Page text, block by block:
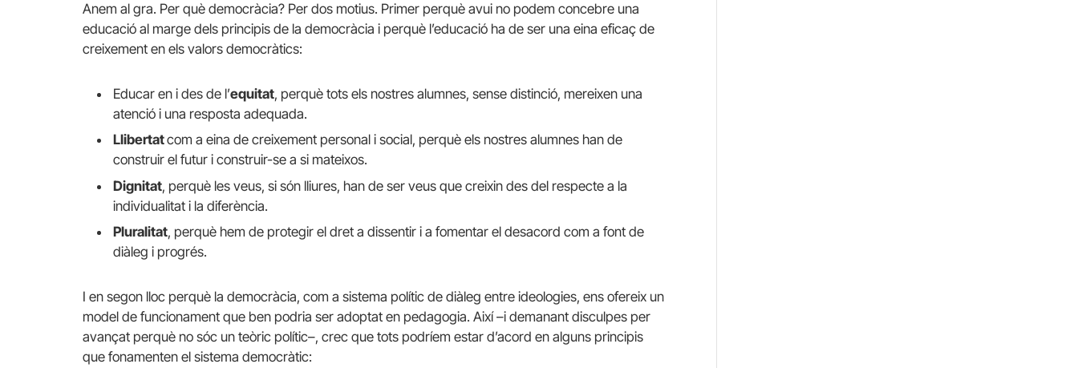
Anem al gra. Per què democràcia? Per dos motius. Primer perquè avui no podem concebre una
educació al marge dels principis de la democràcia i perquè l’educació ha de ser una eina eficaç de
creixement en els valors democràtics:
Educar en i des de l’equitat, perquè tots els nostres alumnes, sense distinció, mereixen una
atenció i una resposta adequada.
Llibertatcom a eina de creixement personal i social, perquè els nostres alumnes han de
construir el futur i construir-se a si mateixos.
Dignitat, perquè les veus, si són lliures, han de ser veus que creixin des del respecte a la
individualitat i la diferència.
Pluralitat, perquè hem de protegir el dret a dissentir i a fomentar el desacord com a font de
diàleg i progrés.
I en segon lloc perquè la democràcia, com a sistema polític de diàleg entre ideologies, ens ofereix un
model de funcionament que ben podria ser adoptat en pedagogia. Així –i demanant disculpes per
avançat perquè no sóc un teòric polític–, crec que tots podríem estar d’acord en alguns principis
que fonamenten el sistema democràtic: